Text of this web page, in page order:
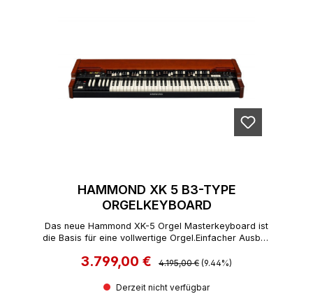
HAMMOND XK 5 B3-TYPE
ORGELKEYBOARD
Das neue Hammond XK-5 Orgel Masterkeyboard ist
die Basis für eine vollwertige Orgel.Einfacher Ausbau
Integration ins XLK-5 Lower-Keyboard-Untermanual.
Verkaufspreis:
3.799,00 € Regulärer Preis:
4.195,00 € (9.44%)
Derzeit nicht verfügbar